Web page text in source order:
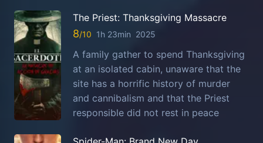
The Priest: Thanksgiving Massacre
8 1h 23min 2025
A family gather to spend Thanksgiving
at an isolated cabin, unaware that the
site has a horrific history of murder
and cannibalism and that the Priest
responsible did not rest in peace